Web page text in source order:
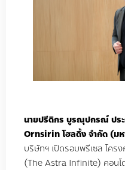
นายปรีดิกร บูรณุปกรณ์ปร
Ornsirinโฮลดิ้งจํากัด(ม
บริษัทฯ เปิดรอบพรีเซล โครง
(The Astra Infinite) คอน